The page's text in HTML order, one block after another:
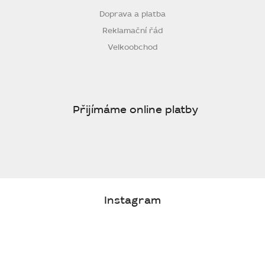
Doprava a platba
Reklamační řád
Velkoobchod
Přijímáme online platby
Instagram